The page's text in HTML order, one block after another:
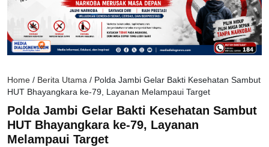
Home / Berita Utama / Polda Jambi Gelar Bakti Kesehatan Sambut
HUT Bhayangkara ke-79, Layanan Melampaui Target
Polda Jambi Gelar Bakti Kesehatan Sambut
HUT Bhayangkara ke-79, Layanan
Melampaui Target